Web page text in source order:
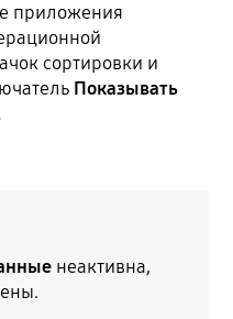
приложения
сортировки и
Показывать
неактивна,